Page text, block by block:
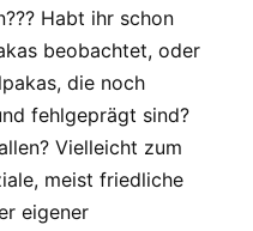
Habt ihr schon
beobachtet, oder
die noch
fehlgeprägt sind?
Vielleicht zum
meist friedliche
eigener